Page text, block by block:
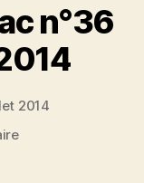
n°36
2014
sur